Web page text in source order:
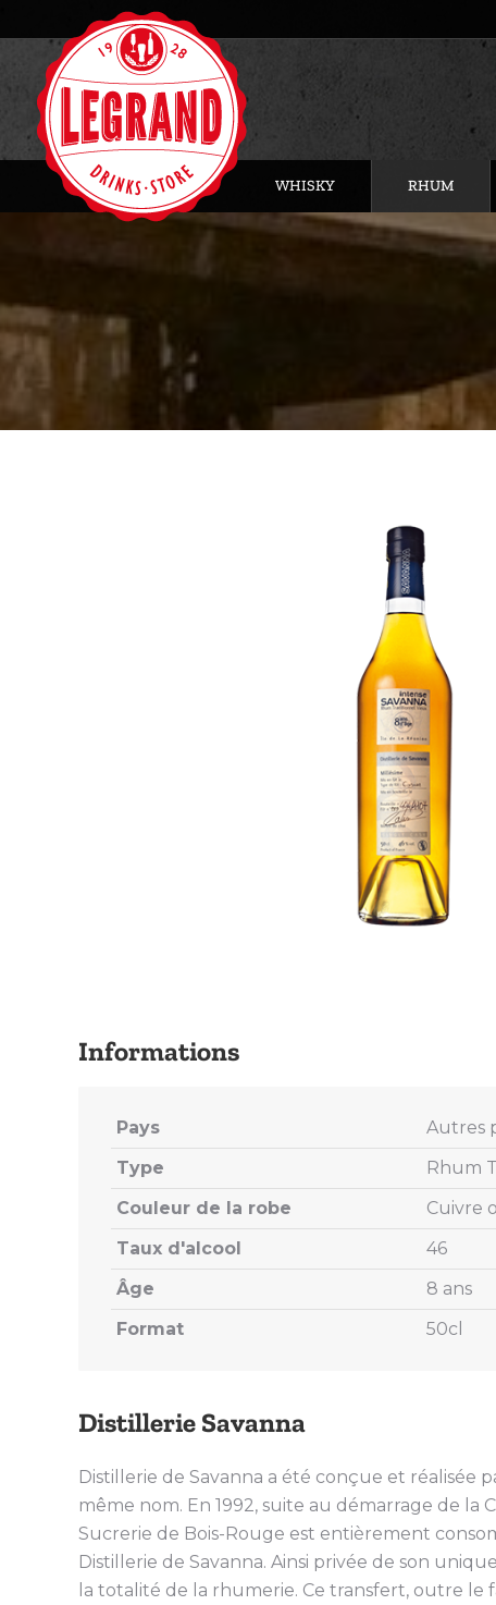
WHISKY RHUM
Distillerie Savanna
Distillerie de Savanna a été conçue et réalisée
même nom. En 1992, suite au démarrage de la
Sucrerie de Bois-Rouge est entièrement
Distillerie de Savanna. Ainsi privée de son
la totalité de la rhumerie. Ce transfert, outre le
Pays
Autres
Type
Rhum
Couleur de la robe
Cuivre
Taux d'alcool
46
Âge
8 ans
Format
50cl